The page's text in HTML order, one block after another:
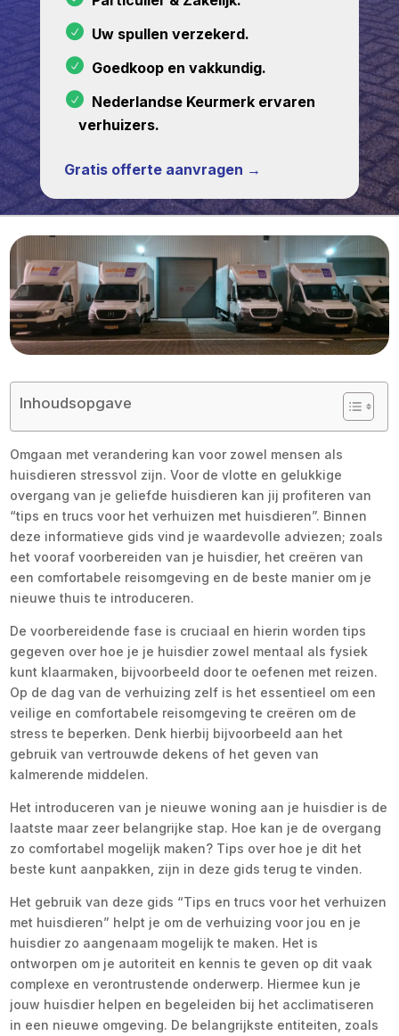
Uw spullen verzekerd.
Goedkoop en vakkundig.
Nederlandse Keurmerk ervaren
verhuizers.
Gratis offerte aanvragen →
Inhoudsopgave
Omgaan met verandering kan voor zowel mensen als
huisdieren stressvol zijn. Voor de vlotte en gelukkige
overgang van je geliefde huisdieren kan jij profiteren van
“tips en trucs voor het verhuizen met huisdieren”. Binnen
deze informatieve gids vind je waardevolle adviezen; zoals
het vooraf voorbereiden van je huisdier, het creëren van
een comfortabele reisomgeving en de beste manier om je
nieuwe thuis te introduceren.
De voorbereidende fase is cruciaal en hierin worden tips
gegeven over hoe je je huisdier zowel mentaal als fysiek
kunt klaarmaken, bijvoorbeeld door te oefenen met reizen.
Op de dag van de verhuizing zelf is het essentieel om een
veilige en comfortabele reisomgeving te creëren om de
stress te beperken. Denk hierbij bijvoorbeeld aan het
gebruik van vertrouwde dekens of het geven van
kalmerende middelen.
Het introduceren van je nieuwe woning aan je huisdier is de
laatste maar zeer belangrijke stap. Hoe kan je de overgang
zo comfortabel mogelijk maken? Tips over hoe je dit het
beste kunt aanpakken, zijn in deze gids terug te vinden.
Het gebruik van deze gids “Tips en trucs voor het verhuizen
met huisdieren” helpt je om de verhuizing voor jou en je
huisdier zo aangenaam mogelijk te maken. Het is
ontworpen om je autoriteit en kennis te geven op dit vaak
complexe en verontrustende onderwerp. Hiermee kun je
jouw huisdier helpen en begeleiden bij het acclimatiseren
in een nieuwe omgeving. De belangrijkste entiteiten, zoals